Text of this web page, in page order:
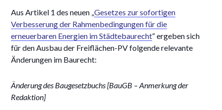
Aus Artikel 1 des neuen „Gesetzes zur sofortigen
Verbesserung der Rahmenbedingungen für die
erneuerbaren Energien im Städtebaurecht“ ergeben sich
für den Ausbau der Freiflächen-PV folgende relevante
Änderungen im Baurecht:
Änderung des Baugesetzbuchs [BauGB – Anmerkung der
Redaktion]